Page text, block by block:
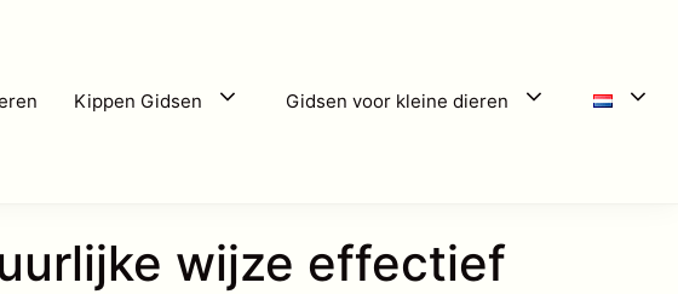
Kippen Gidsen Gidsen voor kleine dieren
wijze effectief